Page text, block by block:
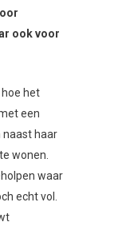
ook voor
het
een
naast haar
wonen.
waar
echt vol.